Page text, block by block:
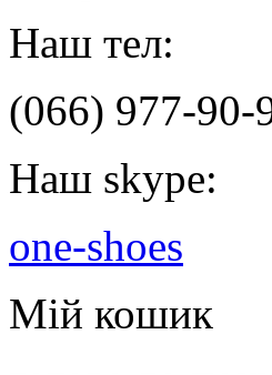
Наш тел:
(066) 977-90-
Наш skype:
one-shoes
Мій кошик